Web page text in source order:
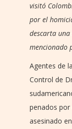
visitó
por el
descarta
mencionado
Agentes de
Control de
penados por
asesinado